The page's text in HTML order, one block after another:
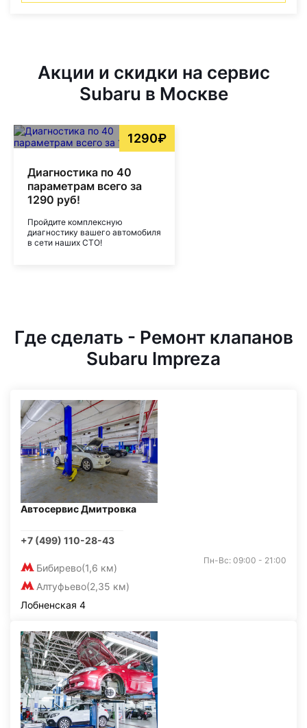
Акции и скидки на сервис
Subaru в Москве
1290₽
Диагностика по 40
параметрам всего за
1290 руб!
Пройдите комплексную
диагностику вашего автомобиля
в сети наших СТО!
Где сделать - Ремонт клапанов
Subaru Impreza
Автосервис Дмитровка
+7 (499) 110-28-43
Бибирево(1,6 км)
Алтуфьево(2,35 км)
Пн-Вс: 09:00 - 21:00
Лобненская 4